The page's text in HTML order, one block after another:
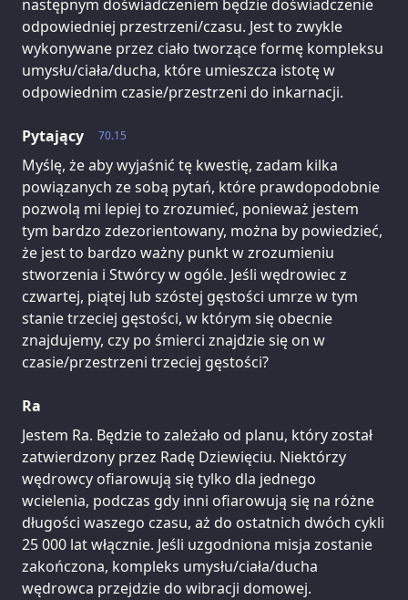
następnym doświadczeniem będzie doświadczenie
odpowiedniej przestrzeni/czasu. Jest to zwykle
wykonywane przez ciało tworzące formę kompleksu
umysłu/ciała/ducha, które umieszcza istotę w
odpowiednim czasie/przestrzeni do inkarnacji.
70.15
Pytający
Myślę, że aby wyjaśnić tę kwestię, zadam kilka
powiązanych ze sobą pytań, które prawdopodobnie
pozwolą mi lepiej to zrozumieć, ponieważ jestem
tym bardzo zdezorientowany, można by powiedzieć,
że jest to bardzo ważny punkt w zrozumieniu
stworzenia i Stwórcy w ogóle. Jeśli wędrowiec z
czwartej, piątej lub szóstej gęstości umrze w tym
stanie trzeciej gęstości, w którym się obecnie
znajdujemy, czy po śmierci znajdzie się on w
czasie/przestrzeni trzeciej gęstości?
Ra
Jestem Ra. Będzie to zależało od planu, który został
zatwierdzony przez Radę Dziewięciu. Niektórzy
wędrowcy ofiarowują się tylko dla jednego
wcielenia, podczas gdy inni ofiarowują się na różne
długości waszego czasu, aż do ostatnich dwóch cykli
25 000 lat włącznie. Jeśli uzgodniona misja zostanie
zakończona, kompleks umysłu/ciała/ducha
wędrowca przejdzie do wibracji domowej.